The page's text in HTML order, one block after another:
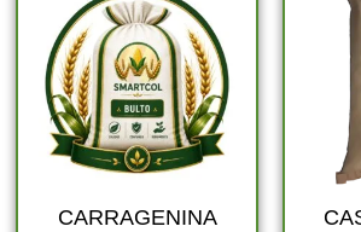
CARRAGENINA